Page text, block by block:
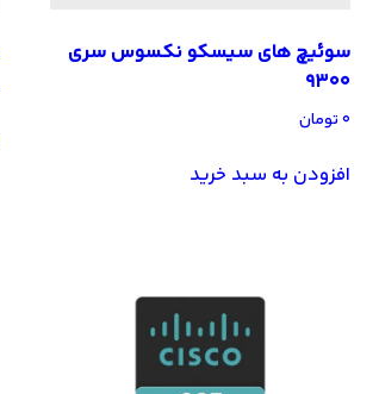
سوئیچ های سیسکو نکسوس سری
9300
۰تومان
افزودن به سبد خرید